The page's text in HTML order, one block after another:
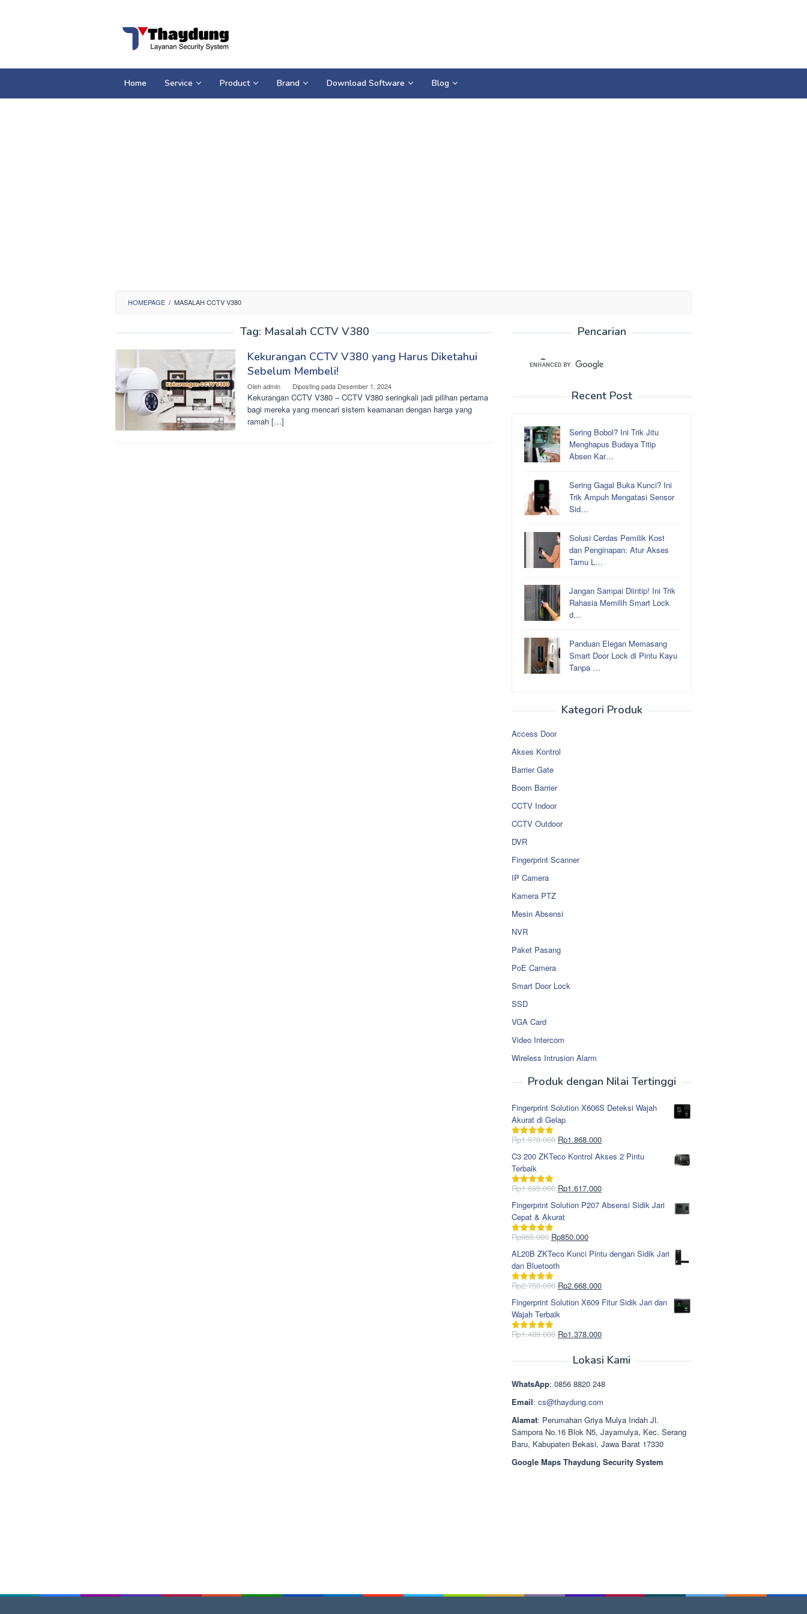
Home Service Product Brand Download Software Blog
HOMEPAGE / MASALAH CCTV V380
Tag: Masalah CCTV V380
Kekurangan CCTV V380 yang Harus Diketahui
Sebelum Membeli!
Olehadmin Diposting pada Desember 1, 2024
Kekurangan CCTV V380 – CCTV V380 seringkali jadi pilihan pertama
bagi mereka yang mencari sistem keamanan dengan harga yang
ramah […]
Pencarian
Recent Post
Sering Bobol? Ini Trik Jitu
Menghapus Budaya Titip
Absen Kar…
Sering Gagal Buka Kunci? Ini
Trik Ampuh Mengatasi Sensor
Sid…
Solusi Cerdas Pemilik Kost
dan Penginapan: Atur Akses
Tamu L…
Jangan Sampai Diintip! Ini Trik
Rahasia Memilih Smart Lock
d…
Panduan Elegan Memasang
Smart Door Lock di Pintu Kayu
Tanpa …
Kategori Produk
Access Door
Akses Kontrol
Barrier Gate
Boom Barrier
CCTV Indoor
CCTV Outdoor
DVR
Fingerprint Scanner
IP Camera
Kamera PTZ
Mesin Absensi
NVR
Paket Pasang
PoE Camera
Smart Door Lock
SSD
VGA Card
Video Intercom
Wireless Intrusion Alarm
Produk dengan Nilai Tertinggi
Fingerprint Solution X606S Deteksi Wajah
Akurat di Gelap
Dinilai5.00
Rp1.978.000 Harga
aslinya
adalah:
Rp1.868.000Harga
saat
ini
Rp1.868.000.
C3 200 ZKTeco Kontrol Akses 2 Pintu
Terbaik
Dinilai5.00
Rp1.695.000 Harga
aslinya
adalah:
Rp1.695.000.
Rp1.617.000Harga
saat
ini
Fingerprint Solution P207 Absensi Sidik Jari
Cepat & Akurat
Dinilai5.00
Rp965.000 Harga
aslinya
adalah:
Rp965.000.
Rp850.000Harga
saat
ini
Rp850.000.
AL20B ZKTeco Kunci Pintu dengan Sidik Jari
dan Bluetooth
Dinilai5.00
Rp2.750.000 Harga
aslinya
adalah:
Rp2.750.000.
Rp2.668.000Harga
saat
ini
Rp2.668.000.
Fingerprint Solution X609 Fitur Sidik Jari dan
Wajah Terbaik
Dinilai5.00
Rp1.489.000 Harga
adalah:
Rp1.378.000Harga
ini
Rp1.378.000.
Lokasi Kami
WhatsApp: 0856 8820 248
Email: cs@thaydung.com
Alamat: Perumahan Griya Mulya Indah Jl.
Sampora No.16 Blok N5, Jayamulya, Kec. Serang
Baru, Kabupaten Bekasi, Jawa Barat 17330
Google Maps Thaydung Security System